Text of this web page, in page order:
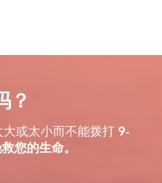
？
或太小而不能拨打 9-
您的生命。